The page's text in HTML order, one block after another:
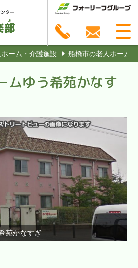
ーム・介護施設 船橋市の老人ホーム
ムゆう希苑かなす
苑かなすぎ